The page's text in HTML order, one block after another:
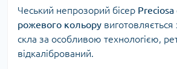
Чеський непрозорий бісер Preciosa
рожевого кольору виготовляється
скла за особливою технологією,
відкалібрований.